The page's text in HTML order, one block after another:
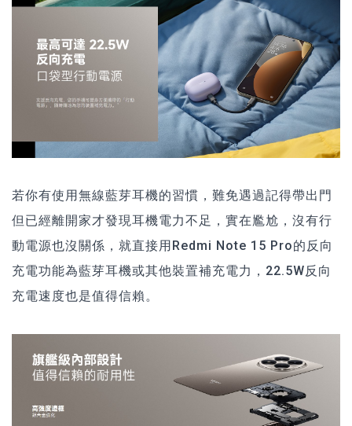
若你有使用無線藍芽耳機的習慣，難免遇過記得帶出門
但已經離開家才發現耳機電力不足，實在尷尬，沒有行
動電源也沒關係，就直接用Redmi Note 15 Pro的反向
充電功能為藍芽耳機或其他裝置補充電力，22.5W反向
充電速度也是值得信賴。